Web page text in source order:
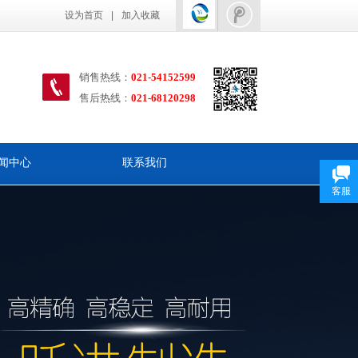
设为首页 加入收藏
销售热线： 021-54152599
售后热线 ： 021-68120298
中心 联系我们
客服